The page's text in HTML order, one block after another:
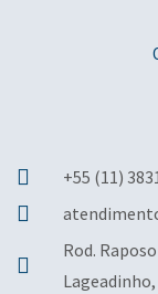
+55 (11)
Rod.
Lageadinho,